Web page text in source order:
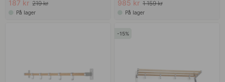
187 kr 219 kr
På lager
985 kr 1 159 kr
På lager
15